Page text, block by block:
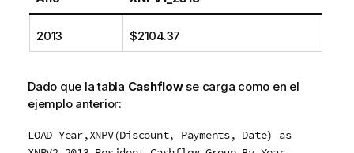
2013 $2104.37
Dado que la tabla Cashflowse carga como en el
ejemplo anterior:
LOAD Year,XNPV(Discount, Payments, Date) as